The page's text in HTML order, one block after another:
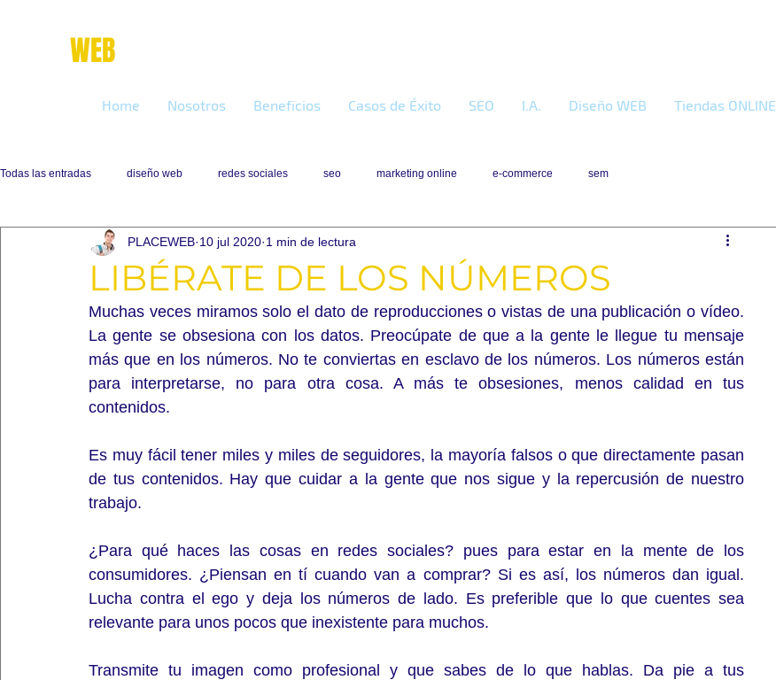
WEB
Home Nosotros Beneficios Casos de Éxito SEO I.A. Diseño WEB Tiendas ONLINE
Todas las entradas diseño web redes sociales seo marketing online e-commerce sem
LIBÉRATE DE LOS NÚMEROS
PLACEWEB 10 jul 2020 1 min de lectura
Muchas veces miramos solo el dato de reproducciones o vistas de una publicación o vídeo.
La gente se obsesiona con los datos. Preocúpate de que a la gente le llegue tu mensaje
más que en los números. No te conviertas en esclavo de los números. Los números están
para interpretarse, no para otra cosa. A más te obsesiones, menos calidad en tus
contenidos.
Es muy fácil tener miles y miles de seguidores, la mayoría falsos o que directamente pasan
de tus contenidos. Hay que cuidar a la gente que nos sigue y la repercusión de nuestro
trabajo.
¿Para qué haces las cosas en redes sociales? pues para estar en la mente de los
consumidores. ¿Piensan en tí cuando van a comprar? Si es así, los números dan igual.
Lucha contra el ego y deja los números de lado. Es preferible que lo que cuentes sea
relevante para unos pocos que inexistente para muchos.
Transmite tu imagen como profesional y que sabes de lo que hablas. Da pie a tus